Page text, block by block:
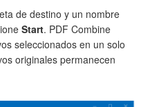
de destino y un nombre
Start. PDF Combine
seleccionados en un solo
originales permanecen